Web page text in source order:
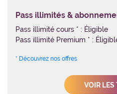
Pass illimités &
Pass illimité cours * : Éligible
Pass illimité Premium * :
* Découvrez nos offres
VOIR LES